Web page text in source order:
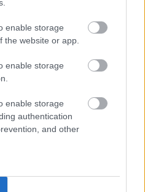
enable storage
the website or app.
enable storage
enable storage
authentication
and other
kilométer séta
séta
történetesen nem
hogy a budapesti
mennyiségű autóról, ...